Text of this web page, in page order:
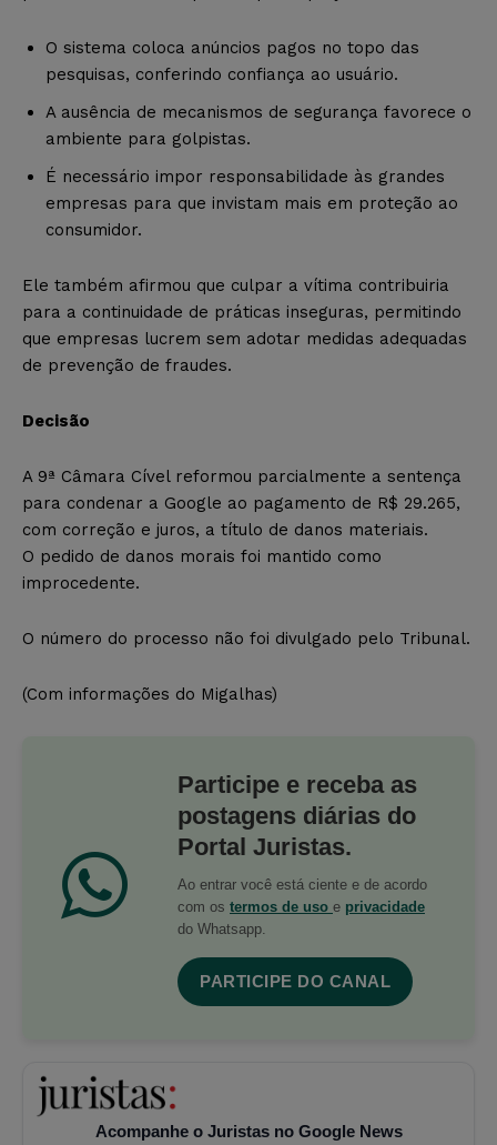
O sistema coloca anúncios pagos no topo das
pesquisas, conferindo confiança ao usuário.
A ausência de mecanismos de segurança favorece o
ambiente para golpistas.
É necessário impor responsabilidade às grandes
empresas para que invistam mais em proteção ao
consumidor.
Ele também afirmou que culpar a vítima contribuiria
para a continuidade de práticas inseguras, permitindo
que empresas lucrem sem adotar medidas adequadas
de prevenção de fraudes.
Decisão
A 9ª Câmara Cível reformou parcialmente a sentença
para condenar a Google ao pagamento de R$ 29.265,
com correção e juros, a título de danos materiais.
O pedido de danos morais foi mantido como
improcedente.
O número do processo não foi divulgado pelo Tribunal.
(Com informações do Migalhas)
Participe e receba as
postagens diárias do
Portal Juristas.
Ao entrar você está ciente e de acordo
com os termos de uso e privacidade
do Whatsapp.
PARTICIPE DO CANAL
Acompanhe o Juristas no Google News